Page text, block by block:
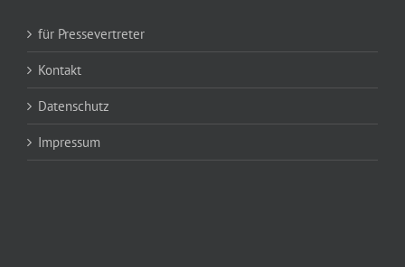
für Pressevertreter
Kontakt
Datenschutz
Impressum